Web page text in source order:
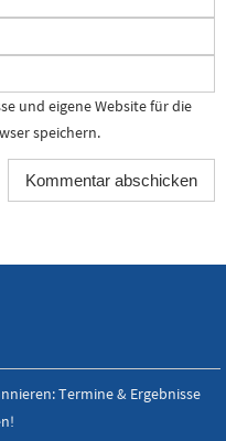
und eigene Website für die
speichern.
Termine & Ergebnisse